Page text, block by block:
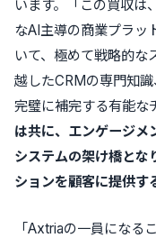
います。「この買収は
なAI主導の商業プラッ
いて、極めて戦略的な
越したCRMの専門知
完璧に補完する有能な
は共に、エンゲージメ
システムの架け橋とな
ションを顧客に提供す
「Axtriaの一員になる